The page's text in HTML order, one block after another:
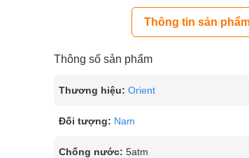
Thông tin sản
Thông số sản phẩm
Thương hiệu: Orient
Đối tượng: Nam
Chống nước: 5atm